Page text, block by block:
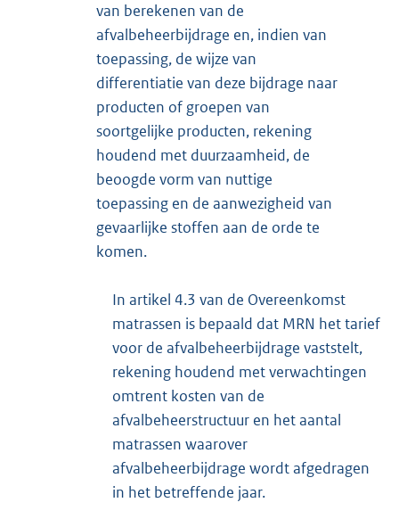
van berekenen van de
afvalbeheerbijdrage en, indien van
toepassing, de wijze van
differentiatie van deze bijdrage naar
producten of groepen van
soortgelijke producten, rekening
houdend met duurzaamheid, de
beoogde vorm van nuttige
toepassing en de aanwezigheid van
gevaarlijke stoffen aan de orde te
komen.
In artikel 4.3 van de Overeenkomst
matrassen is bepaald dat MRN het tarief
voor de afvalbeheerbijdrage vaststelt,
rekening houdend met verwachtingen
omtrent kosten van de
afvalbeheerstructuur en het aantal
matrassen waarover
afvalbeheerbijdrage wordt afgedragen
in het betreffende jaar.